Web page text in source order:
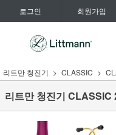
로그인 회원가입
리트만 청진기 CLASSIC
리트만 청진기 CLASSIC